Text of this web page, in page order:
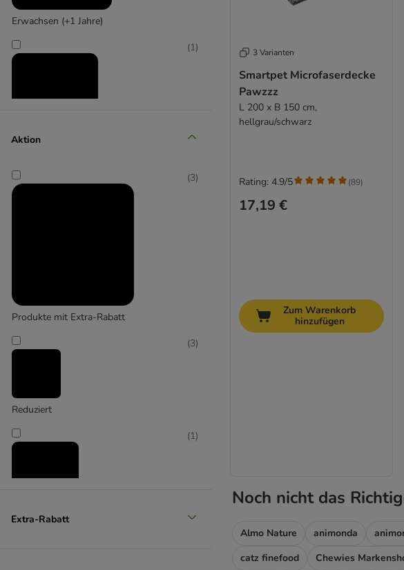
Erwachsen (+1 Jahre)
(1)
Aktion
Produkte mit Extra-Rabatt
(3)
Reduziert
(3)
Unser Favorit
(1)
Extra-Rabatt
3 Varianten
Smartpet Microfaserdecke
Pawzzz
L 200 x B 150 cm,
hellgrau/schwarz
17,19 €
Rating: 4.9/5 (89)
Zum Warenkorb
hinzufügen
Noch nicht das
Almo Nature animonda
catz finefood
Chewies